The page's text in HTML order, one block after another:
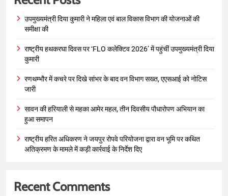
उपमुख्यमंत्री दिया कुमारी ने महिला एवं बाल विकास विभाग की योजनाओं की
समीक्षा की
राष्ट्रीय हथकरघा दिवस पर ‘FLO कलेक्टिव 2026’ में पहुंचीं उपमुख्यमंत्री दिया
कुमारी
रणथम्भौर में कचरे पर दिखे सांभर के बाद वन विभाग सख्त, एएसआई को नोटिस
जारी
सावन की हरियाली से महका आमेर महल, तीन दिवसीय पौधारोपण अभियान का
हुआ समापन
राष्ट्रीय हरित अधिकरण ने जयपुर रोपवे परियोजना द्वारा वन भूमि पर कथित
अतिक्रमण के मामले में कड़ी कार्रवाई के निर्देश दिए
Recent Comments